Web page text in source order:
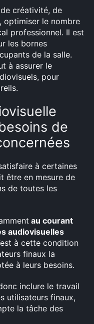
créativité, de
optimiser le nombre
professionnel. Il est
les bornes
de la salle.
à assurer le
pour
de
à certaines
être en mesure de
de toutes les
au courant
audiovisuelles
à cette condition
finaux la
à leurs besoins.
inclure le travail
utilisateurs finaux,
la tâche des